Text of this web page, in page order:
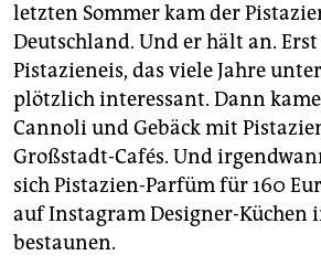
letzten Sommer kam der
Deutschland. Und er hält an.
Pistazieneis, das viele Jahre
plötzlich interessant. Dann
Cannoli und Gebäck mit
Großstadt-Cafés. Und
sich Pistazien-Parfüm für 160
auf Instagram Designer-Küchen
bestaunen.